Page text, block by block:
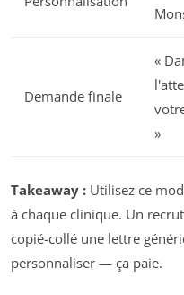
Demande finale
«
»
Takeaway : Utilisez ce
à chaque clinique. Un
copié-collé une lettre
personnaliser — ça paie.